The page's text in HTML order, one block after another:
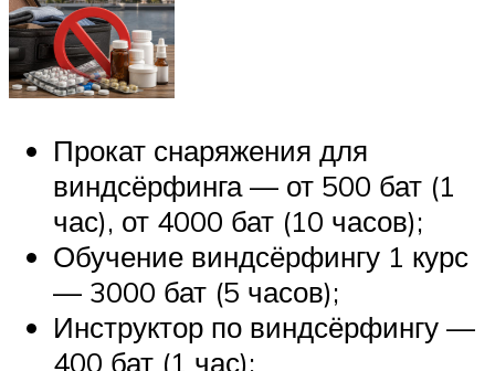
Прокат снаряжения для
виндсёрфинга — от 500 бат (1
час), от 4000 бат (10 часов);
Обучение виндсёрфингу 1 курс
— 3000 бат (5 часов);
Инструктор по виндсёрфингу —
400 бат (1 час);